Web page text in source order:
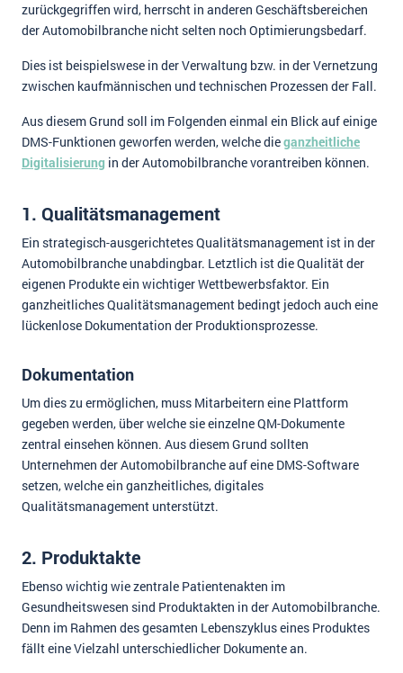
zurückgegriffen wird, herrscht in anderen Geschäftsbereichen
der Automobilbranche nicht selten noch Optimierungsbedarf.
Dies ist beispielswese in der Verwaltung bzw. in der Vernetzung
zwischen kaufmännischen und technischen Prozessen der Fall.
Aus diesem Grund soll im Folgenden einmal ein Blick auf einige
DMS-Funktionen geworfen werden, welche dieganzheitliche
Digitalisierung in der Automobilbranche vorantreiben können.
1. Qualitätsmanagement
Ein strategisch-ausgerichtetes Qualitätsmanagement ist in der
Automobilbranche unabdingbar. Letztlich ist die Qualität der
eigenen Produkte ein wichtiger Wettbewerbsfaktor. Ein
ganzheitliches Qualitätsmanagement bedingt jedoch auch eine
lückenlose Dokumentation der Produktionsprozesse.
Dokumentation
Um dies zu ermöglichen, muss Mitarbeitern eine Plattform
gegeben werden, über welche sie einzelne QM-Dokumente
zentral einsehen können. Aus diesem Grund sollten
Unternehmen der Automobilbranche auf eine DMS-Software
setzen, welche ein ganzheitliches, digitales
Qualitätsmanagement unterstützt.
2. Produktakte
Ebenso wichtig wie zentrale Patientenakten im
Gesundheitswesen sind Produktakten in der Automobilbranche.
Denn im Rahmen des gesamten Lebenszyklus eines Produktes
fällt eine Vielzahl unterschiedlicher Dokumente an.